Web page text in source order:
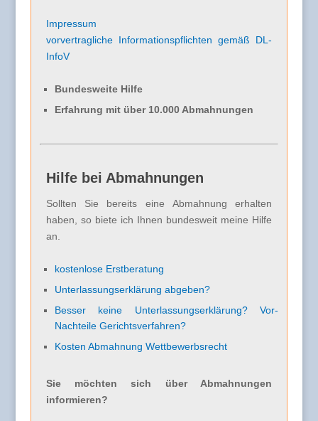
Impressum
vorvertragliche Informationspflichten gemäß DL-
InfoV
Bundesweite Hilfe
Erfahrung mit über 10.000 Abmahnungen
Hilfe bei Abmahnungen
Sollten Sie bereits eine Abmahnung erhalten
haben, so biete ich Ihnen bundesweit meine Hilfe
an.
kostenlose Erstberatung
Unterlassungserklärung abgeben?
Besser keine Unterlassungserklärung? Vor-
Nachteile Gerichtsverfahren?
Kosten Abmahnung Wettbewerbsrecht
Sie möchten sich über Abmahnungen
informieren?